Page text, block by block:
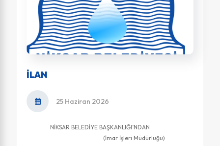
ILAN
25 Haziran 2026
NİKSAR BELEDİYE BAŞKANLIĞI’NDAN
(İmar İşleri Müdürlüğü)